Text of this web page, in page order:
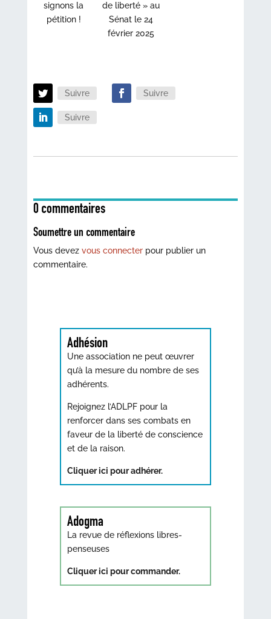
signons la
pétition !
de liberté » au
Sénat le 24
février 2025
Suivre Suivre
Suivre
0 commentaires
Soumettre un commentaire
Vous devez vous connecterpour publier un
commentaire.
Adhésion
Une association ne peut œuvrer
qu’à la mesure du nombre de ses
adhérents.
Rejoignez l’ADLPF pour la
renforcer dans ses combats en
faveur de la liberté de conscience
et de la raison.
Cliquer ici pour adhérer.
Adogma
La revue de réflexions libres-
penseuses
Cliquer ici pour commander.